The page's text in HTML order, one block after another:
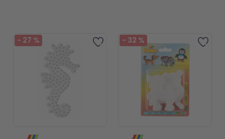
Zur Wunschliste hinzufügen
- 27 % Zur
- 32 %